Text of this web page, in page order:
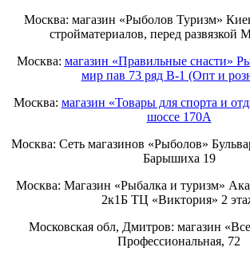
Москва: магазин «Рыболов Туризм»
стройматериалов, перед развязкой
Москва: магазин «Правильные снасти»
мир пав 73 ряд B-1 (Опт и
Москва: магазин «Товары для спорта и
шоссе 170А
Москва: Сеть магазинов «Рыболов»
Барышиха 19
Москва: Магазин «Рыбалка и туризм»
2к1Б ТЦ «Виктория» 2
Московская обл, Дмитров: магазин
Профессиональная, 72